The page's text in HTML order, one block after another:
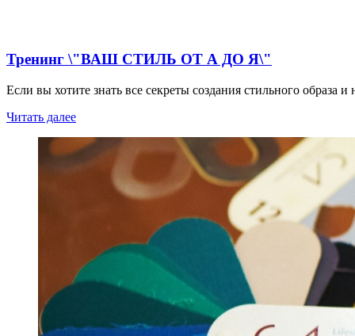
Тренинг \"ВАШ СТИЛЬ ОТ А ДО Я\"
Если вы хотите знать все секреты создания стильного образа
Читать далее